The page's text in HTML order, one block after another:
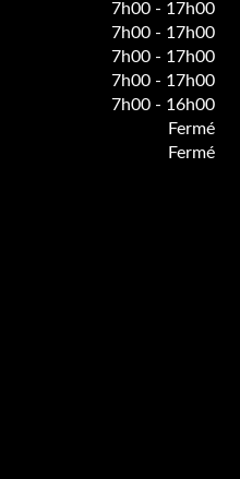
7h00 - 17h00
7h00 - 17h00
7h00 - 17h00
7h00 - 17h00
7h00 - 16h00
Fermé
Fermé